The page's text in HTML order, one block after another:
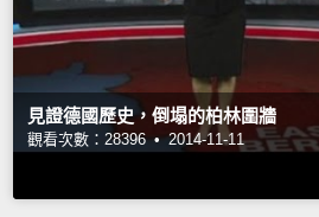
見證德國歷史，倒塌的柏林圍牆
觀看次數：28396 • 2014-11-11